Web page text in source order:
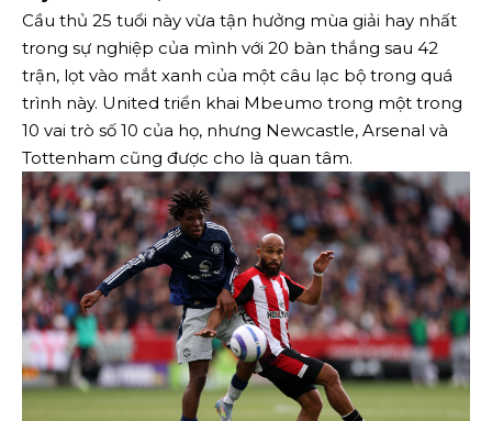
Cầu thủ 25 tuổi này vừa tận hưởng mùa giải hay nhất
trong sự nghiệp của mình với 20 bàn thắng sau 42
trận, lọt vào mắt xanh của một câu lạc bộ trong quá
trình này. United triển khai Mbeumo trong một trong
10 vai trò số 10 của họ, nhưng Newcastle, Arsenal và
Tottenham cũng được cho là quan tâm.